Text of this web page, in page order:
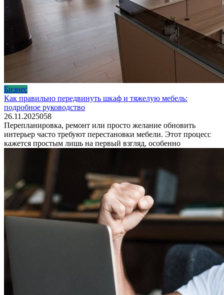
Бизнес
Как правильно передвинуть шкаф и тяжелую мебель:
подробное руководство
26.11.2025058
Перепланировка, ремонт или просто желание обновить
интерьер часто требуют перестановки мебели. Этот процесс
кажется простым лишь на первый взгляд, особенно